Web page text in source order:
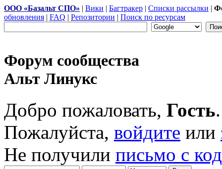
ООО «Базальт СПО» | Вики | Багтракер | Списки рассылки |
обновления | FAQ | Репозитории | Поиск по ресурсам
Форум сообщества
Альт Линукс
Добро пожаловать, Гость.
Пожалуйста, войдите или
Не получили письмо с